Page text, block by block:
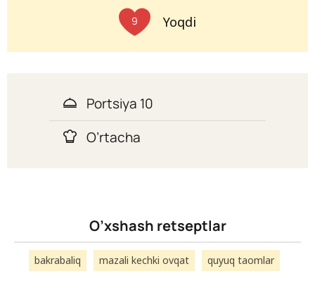
9 Yoqdi
Portsiya 10
O’rtacha
O’xshash retseptlar
bakrabaliq mazali kechki ovqat quyuq taomlar